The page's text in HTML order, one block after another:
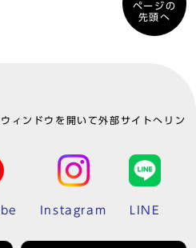
ページの
先頭へ
ィンドウを開いて外部サイトへリン
Instagram LINE